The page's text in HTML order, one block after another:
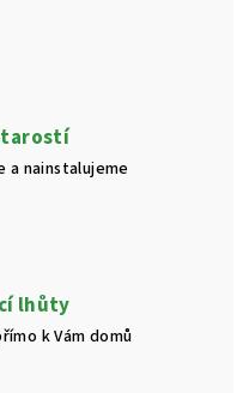
a nainstalujeme
lhůty
k Vám domů